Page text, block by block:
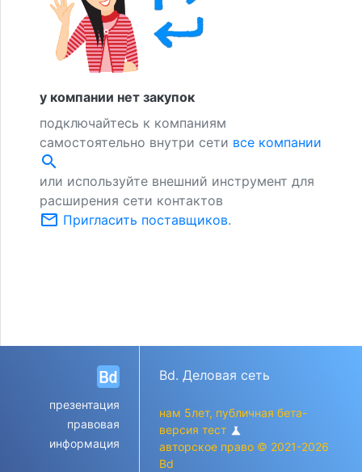
у компании нет закупок
подключайтесь к компаниям
самостоятельно внутри сети все компании
search
или используйте внешний инструмент для
расширения сети контактов
mail_outline Пригласить поставщиков.
презентация
правовая
информация
Bd. Деловая сеть
нам 5лет, публичная бета-
версия тест science
авторское право © 2021-2026
Bd